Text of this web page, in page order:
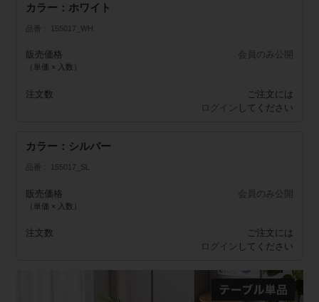
カラー：ホワイト
品番 155017_WH
販売価格
（単価 × 入数）
会員のみ公開
注文数
ご注文には
ログイン してください
カラー：シルバー
品番 155017_SL
販売価格
（単価 × 入数）
会員のみ公開
注文数
ご注文には
ログイン してください